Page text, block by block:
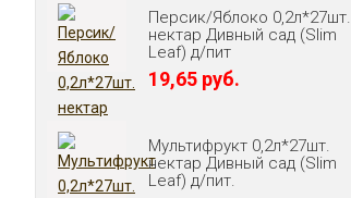
Персик/Яблоко 0,2л*27шт.
нектар Дивный сад (Slim
Leaf) д/пит
19,65 руб.
Мультифрукт 0,2л*27шт.
нектар Дивный сад (Slim
Leaf) д/пит.